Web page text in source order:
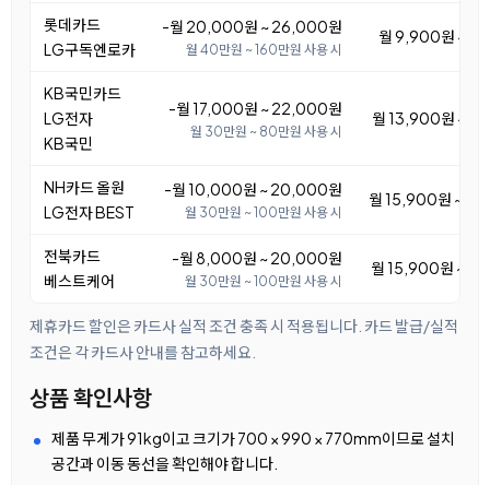
롯데카드
LG구독엔로카
-월 20,000원 ~ 26,000원
월 40만원 ~ 160만원 사용 시
월 9,900원 ~
KB국민카드
LG전자
KB국민
-월 17,000원 ~ 22,000원
월 30만원 ~ 80만원 사용 시
월 13,900원 ~
NH카드 올원
LG전자 BEST
-월 10,000원 ~ 20,000원
월 30만원 ~ 100만원 사용 시
월 15,900원 ~
전북카드
베스트케어
-월 8,000원 ~ 20,000원
월 30만원 ~ 100만원 사용 시
월 15,900원 ~
제휴카드 할인은 카드사 실적 조건 충족 시 적용됩니다. 카드 발급/실적
조건은 각 카드사 안내를 참고하세요.
상품 확인사항
제품 무게가 91kg이고 크기가 700 × 990 × 770mm이므로 설치
공간과 이동 동선을 확인해야 합니다.